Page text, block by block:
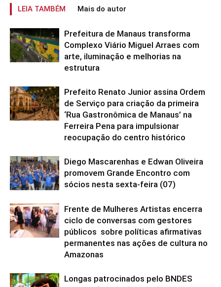
LEIA TAMBÉM Mais do autor
Prefeitura de Manaus transforma
Complexo Viário Miguel Arraes com
arte, iluminação e melhorias na
estrutura
Prefeito Renato Junior assina Ordem
de Serviço para criação da primeira
‘Rua Gastronômica de Manaus’ na
Ferreira Pena para impulsionar
reocupação do centro histórico
Diego Mascarenhas e Edwan Oliveira
promovem Grande Encontro com
sócios nesta sexta-feira (07)
Frente de Mulheres Artistas encerra
ciclo de conversas com gestores
públicos sobre políticas afirmativas
permanentes nas ações de cultura no
Amazonas
Longas patrocinados pelo BNDES